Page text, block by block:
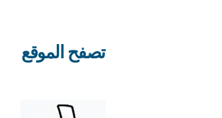
تصفح الموقع